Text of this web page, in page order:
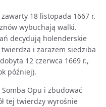
18 listopada 1667 r.
wybuchają walki.
decydują holenderskie
twierdza i zarazem siedziba
12 czerwca 1669 r.,
później).
Opu i zbudować
tej twierdzy wyrośnie